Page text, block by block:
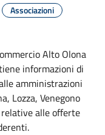
Associazioni
Alto Olona
informazioni di
amministrazioni
Lozza, Venegono
alle offerte